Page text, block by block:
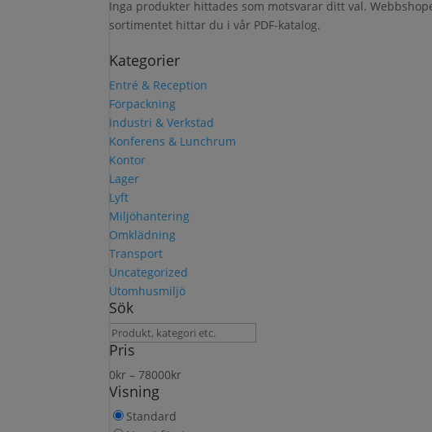
Inga produkter hittades som motsvarar ditt val.
sortimentet hittar du i vår PDF-katalog.
Kategorier
Entré & Reception
Förpackning
Industri & Verkstad
Konferens & Lunchrum
Kontor
Lager
Lyft
Miljöhantering
Omklädning
Transport
Uncategorized
Utomhusmiljö
Sök
Sök
produkt
Pris
0kr –78000kr
Visning
Standard